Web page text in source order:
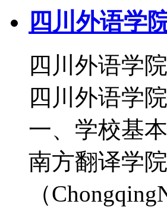
四川外语学
四川外语学
四川外语学
一、学校基
南方翻译学院
（